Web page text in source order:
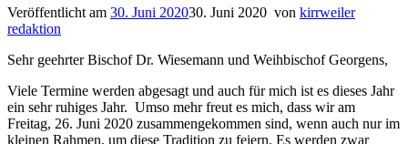
Veröffentlicht am 30. Juni 202030. Juni 2020 von kirrweiler
redaktion
Sehr geehrter Bischof Dr. Wiesemann und Weihbischof Georgens,
Viele Termine werden abgesagt und auch für mich ist es dieses Jahr
ein sehr ruhiges Jahr. Umso mehr freut es mich, dass wir am
Freitag, 26. Juni 2020 zusammengekommen sind, wenn auch nur im
kleinen Rahmen, um diese Tradition zu feiern. Es werden zwar